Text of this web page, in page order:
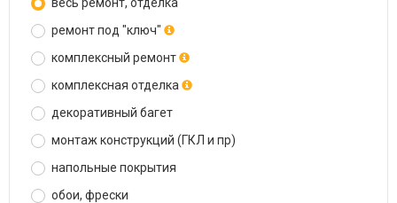
ремонт под "ключ"
комплексный ремонт
комплексная отделка
декоративный багет
монтаж конструкций (ГКЛ и пр)
напольные покрытия
обои, фрески